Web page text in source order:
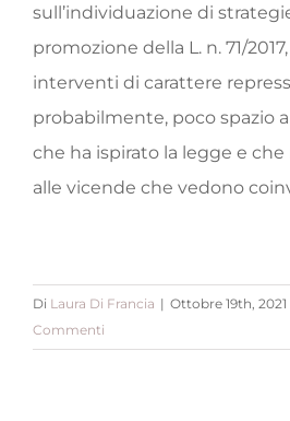
sull’individuazione di
promozione della L. n. 71/
interventi di carattere
probabilmente, poco spazio a
che ha ispirato la legge e
alle vicende che vedono
Di Laura Di Francia | Ottobre 19th, 2021
Commenti